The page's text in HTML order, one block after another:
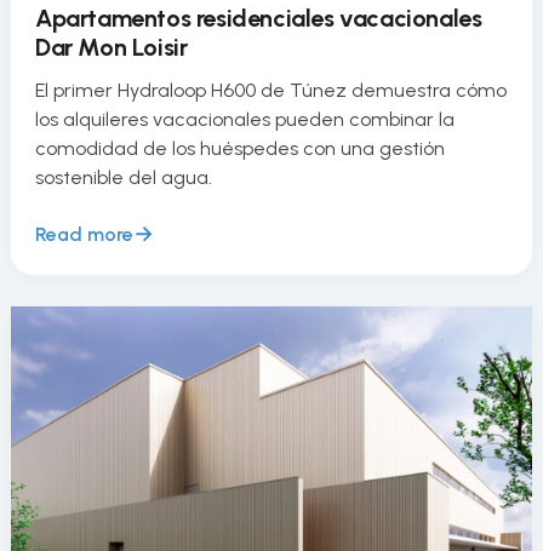
Apartamentos residenciales vacacionales
Dar Mon Loisir
El primer Hydraloop H600 de Túnez demuestra cómo
los alquileres vacacionales pueden combinar la
comodidad de los huéspedes con una gestión
sostenible del agua.
Read more